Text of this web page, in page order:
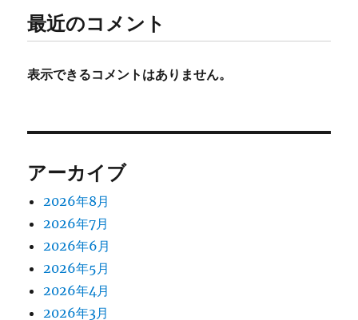
最近のコメント
表示できるコメントはありません。
アーカイブ
2026年8月
2026年7月
2026年6月
2026年5月
2026年4月
2026年3月